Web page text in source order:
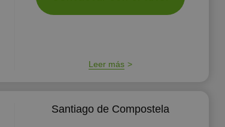
Leer más
Santiago de Compostela